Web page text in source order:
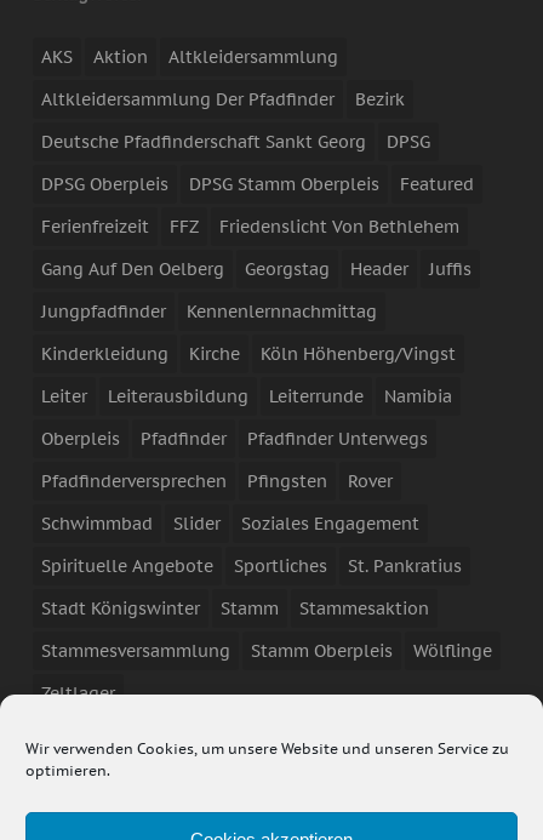
Wir verwenden Cookies, um unsere Website und unseren Service zu
optimieren.
AKS Aktion
Altkleidersammlung
Altkleidersammlung Der Pfadfinder
Bezirk
Deutsche Pfadfinderschaft Sankt Georg
DPSG
DPSG Oberpleis
DPSG Stamm Oberpleis
Featured
Ferienfreizeit
FFZ
Friedenslicht Von Bethlehem
Gang Auf Den Oelberg
Georgstag Header
Juffis
Jungpfadfinder
Kennenlernnachmittag
Kinderkleidung
Kirche
Köln Höhenberg/Vingst
Leiter
Leiterausbildung Leiterrunde
Namibia
Oberpleis
Pfadfinder
Pfadfinder Unterwegs
Pfadfinderversprechen
Pfingsten
Rover
Schwimmbad
Slider
Soziales Engagement
Spirituelle Angebote
Sportliches
St. Pankratius
Stadt Königswinter
Stamm
Stammesaktion
Stammesversammlung
Stamm Oberpleis
Wölflinge
Zeltlager